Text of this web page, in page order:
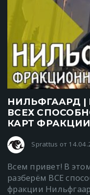
НИЛЬФГААРД
ВСЕХ
КАРТ ФРАКЦИИ
Sprattus от
Всем привет! В
разберём ВСЕ
фракции